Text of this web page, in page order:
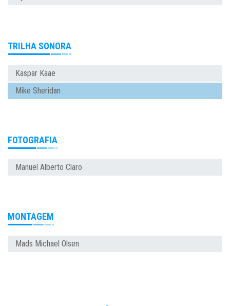
TRILHA SONORA
Kaspar Kaae
Mike Sheridan
FOTOGRAFIA
Manuel Alberto Claro
MONTAGEM
Mads Michael Olsen